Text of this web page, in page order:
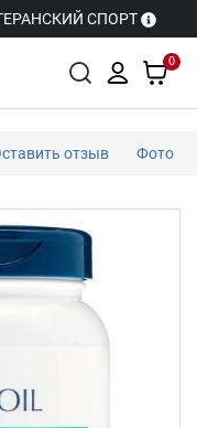
СПОРТ
0
отзыв Фото